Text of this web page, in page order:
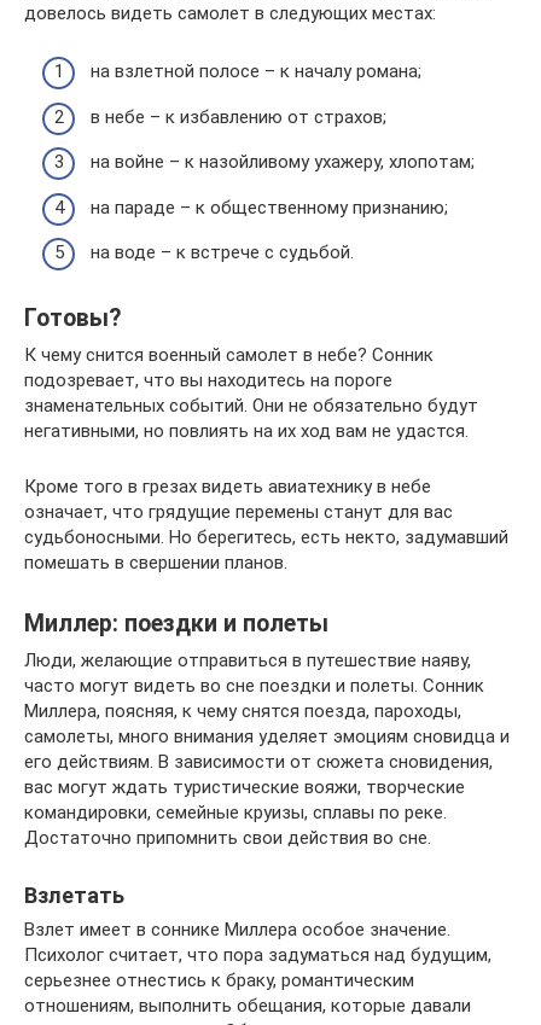
довелось видеть самолет в следующих местах:
на взлетной полосе – к началу романа;
в небе – к избавлению от страхов;
на войне – к назойливому ухажеру, хлопотам;
на параде – к общественному признанию;
на воде – к встрече с судьбой.
Готовы?
К чему снится военный самолет в небе? Сонник
подозревает, что вы находитесь на пороге
знаменательных событий. Они не обязательно будут
негативными, но повлиять на их ход вам не удастся.
Кроме того в грезах видеть авиатехнику в небе
означает, что грядущие перемены станут для вас
судьбоносными. Но берегитесь, есть некто, задумавший
помешать в свершении планов.
Миллер: поездки и полеты
Люди, желающие отправиться в путешествие наяву,
часто могут видеть во сне поездки и полеты. Сонник
Миллера, поясняя, к чему снятся поезда, пароходы,
самолеты, много внимания уделяет эмоциям сновидца и
его действиям. В зависимости от сюжета сновидения,
вас могут ждать туристические вояжи, творческие
командировки, семейные круизы, сплавы по реке.
Достаточно припомнить свои действия во сне.
Взлетать
Взлет имеет в соннике Миллера особое значение.
Психолог считает, что пора задуматься над будущим,
серьезнее отнестись к браку, романтическим
отношениям, выполнить обещания, которые давали